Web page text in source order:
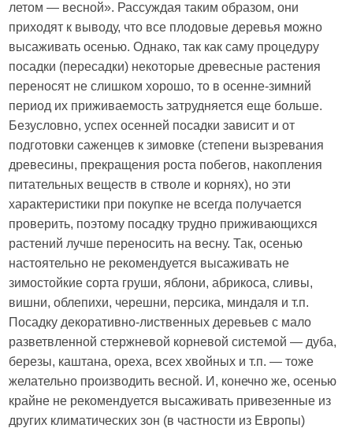
летом — весной». Рассуждая таким образом, они
приходят к выводу, что все плодовые деревья можно
высаживать осенью. Однако, так как саму процедуру
посадки (пересадки) некоторые древесные растения
переносят не слишком хорошо, то в осенне-зимний
период их приживаемость затрудняется еще больше.
Безусловно, успех осенней посадки зависит и от
подготовки саженцев к зимовке (степени вызревания
древесины, прекращения роста побегов, накопления
питательных веществ в стволе и корнях), но эти
характеристики при покупке не всегда получается
проверить, поэтому посадку трудно приживающихся
растений лучше переносить на весну. Так, осенью
настоятельно не рекомендуется высаживать не
зимостойкие сорта груши, яблони, абрикоса, сливы,
вишни, облепихи, черешни, персика, миндаля и т.п.
Посадку декоративно-лиственных деревьев с мало
разветвленной стержневой корневой системой — дуба,
березы, каштана, ореха, всех хвойных и т.п. — тоже
желательно производить весной. И, конечно же, осенью
крайне не рекомендуется высаживать привезенные из
других климатических зон (в частности из Европы)